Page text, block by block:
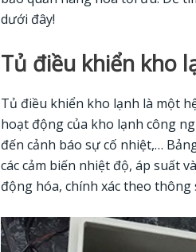
dưới đây!
Tủ điều khiển kho
Tủ điều khiển kho lạnh là một
hoạt động của kho lạnh công
đến cảnh báo sự cố nhiệt,…
các cảm biến nhiệt độ, áp suất
động hóa, chính xác theo thông